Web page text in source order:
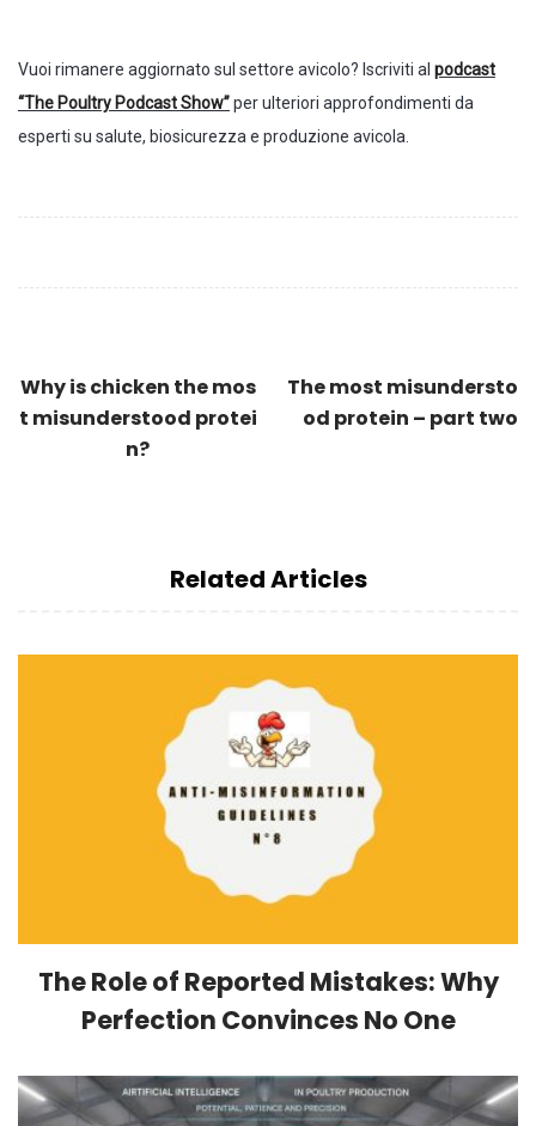
Vuoi rimanere aggiornato sul settore avicolo? Iscriviti al podcast
“The Poultry Podcast Show”per ulteriori approfondimenti da
esperti su salute, biosicurezza e produzione avicola.
Why is chicken the mos
t misunderstood protei
n?
The most misundersto
od protein – part two
Related Articles
The Role of Reported Mistakes: Why
Perfection Convinces No One